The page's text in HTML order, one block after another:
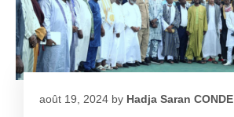
août 19, 2024 by Hadja Saran CONDE